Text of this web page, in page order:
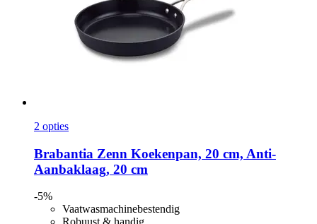
2 opties
Brabantia Zenn Koekenpan, 20 cm, Anti-​
Aanbaklaag, 20 cm
-5%
Vaatwasmachinebestendig